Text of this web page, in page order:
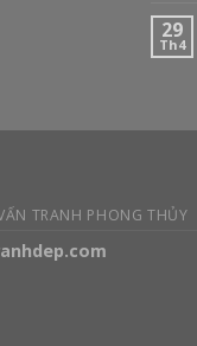
29
Th4
TRANH PHONG THỦY